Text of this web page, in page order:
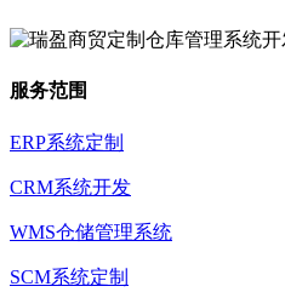
服务范围
ERP系统定制
CRM系统开发
WMS仓储管理系统
SCM系统定制